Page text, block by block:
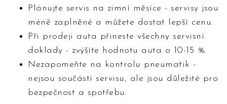
Plánujte servis na zimní měsíce - servisy jsou
méně zaplněné a můžete dostat lepší cenu.
Při prodeji auta přineste všechny servisní
doklady - zvýšíte hodnotu auta o 10-15 %.
Nezapomeňte na kontrolu pneumatik -
nejsou součástí servisu, ale jsou důležité pro
bezpečnost a spotřebu.